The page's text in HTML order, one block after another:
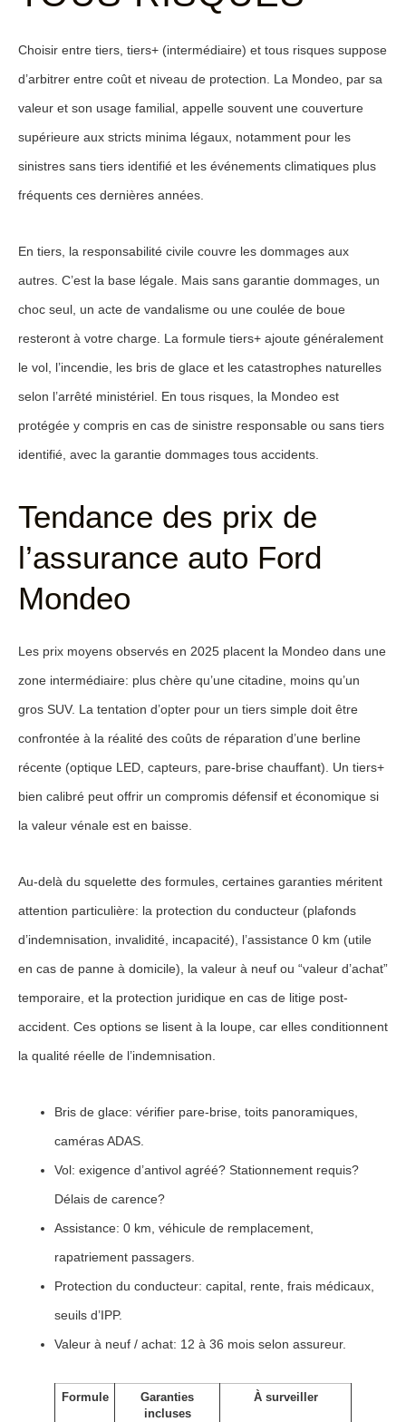
Choisir entre tiers tiers+ (intermédiaire) et tous risques suppose
d’arbitrer entre coût et niveau de protection. La Mondeo, par sa
valeur et son usage familial, appelle souvent une couverture
supérieure aux stricts minima légaux, notamment pour les
sinistres sans tiers identifié et les événements climatiques plus
fréquents ces dernières années.
En tiers, la responsabilité civile couvre les dommages aux
autres. C’est la base légale. Mais sans garantie dommages, un
choc seul, un acte de vandalisme ou une coulée de boue
resteront à votre charge. La formule tiers+ ajoute généralement
le vol , l’incendie , les bris de glace et les catastrophes naturelles
selon l’arrêté ministériel. En tous risques , la Mondeo est
protégée y compris en cas de sinistre responsable ou sans tiers
identifié, avec la garantie dommages tous accidents.
Tendance des prix de
l’assurance auto Ford
Mondeo
Les prix moyens observés en 2025 placent la Mondeo dans une
zone intermédiaire: plus chère qu’une citadine, moins qu’un
gros SUV. La tentation d’opter pour un tiers simple doit être
confrontée à la réalité des coûts de réparation d’une berline
récente (optique LED, capteurs, pare-brise chauffant). Un tiers+
bien calibré peut offrir un compromis défensif et économique si
la valeur vénale est en baisse.
Au-delà du squelette des formules, certaines garanties méritent
attention particulière: la protection du conducteur (plafonds
d’indemnisation, invalidité, incapacité), l’assistance 0 km (utile
en cas de panne à domicile), la valeur à neuf ou “valeur d’achat”
temporaire, et la protection juridique en cas de litige post-
accident. Ces options se lisent à la loupe, car elles conditionnent
la qualité réelle de l’indemnisation.
Bris de glace: vérifier pare-brise, toits panoramiques,
caméras ADAS.
Vol: exigence d’antivol agréé? Stationnement requis?
Délais de carence?
Assistance: 0 km, véhicule de remplacement,
rapatriement passagers.
Protection du conducteur: capital, rente, frais médicaux,
seuils d’IPP.
Valeur à neuf / achat: 12 à 36 mois selon assureur.
Formule
Garanties
incluses
À surveiller